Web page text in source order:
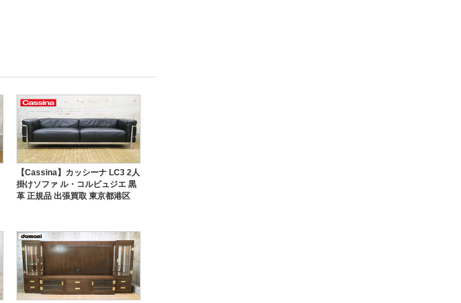
【Cassina】カッシーナ LC3 2人
掛けソファ ル・コルビュジエ 黒
革 正規品 出張買取 東京都港区